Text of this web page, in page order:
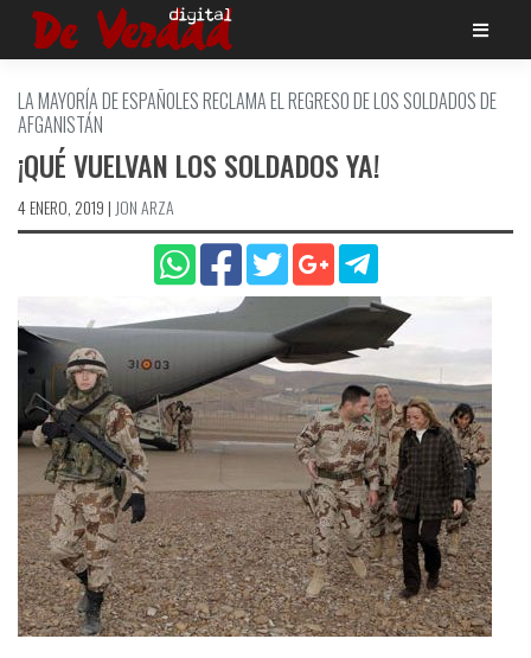
Saltar
LA MAYORÍ­A DE ESPAÑOLES RECLAMA EL REGRESO DE LOS SOLDADOS DE
AFGANISTÁN
¡QUÉ VUELVAN LOS SOLDADOS YA!
4 ENERO, 2019 | JON ARZA